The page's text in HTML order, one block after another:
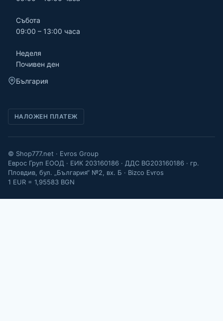
Събота
09:00 – 13:00 часа
Неделя
Почивен ден
България
НАЛОЖЕН ПЛАТЕЖ
© Shop777.net · Evros Group
Еврос Груп ЕООД · ЕИК 203160186 · ДДС BG203160186 · гр.
Пловдив, бул. „България“ №2, вх. Б · Bizco Evros
1 EUR = 1,95583 BGN